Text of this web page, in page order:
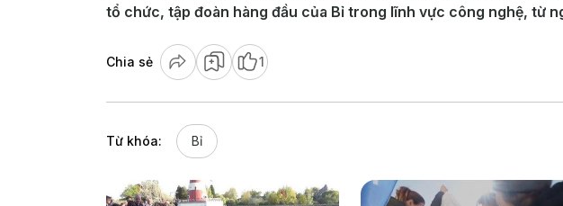
tổ chức, tập đoàn hàng đầu của Bỉ trong lĩnh vực công nghệ, từ
Chia sẻ 1
Từ khóa: Bỉ